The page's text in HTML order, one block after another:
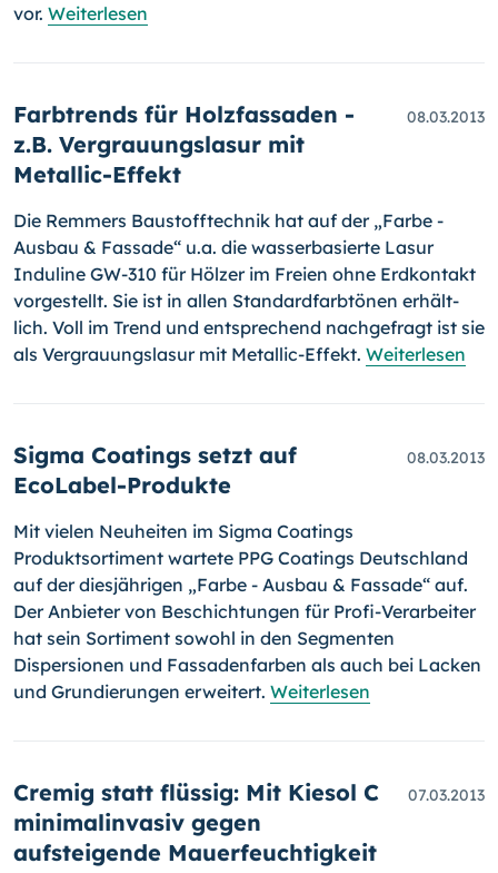
vor. Weiterlesen
Farbtrends für Holzfassaden -
z.B. Vergrauungslasur mit
Metallic-Effekt
08.03.2013
Die Remmers Baustofftechnik hat auf der „Farbe -
Ausbau & Fassade“ u.a. die wasserbasierte Lasur
Induline GW-310 für Hölzer im Freien ohne Erdkontakt
vorgestellt. Sie ist in allen Standardfarbtönen erhält­
lich. Voll im Trend und entsprechend nachgefragt ist sie
als Vergrau­ungslasur mit Metallic-Effekt. Weiterlesen
Sigma Coatings setzt auf
EcoLabel-Produkte
08.03.2013
Mit vielen Neuheiten im Sigma Coatings
Produktsortiment wartete PPG Coatings Deutschland
auf der diesjährigen „Farbe - Ausbau & Fassade“ auf.
Der An­bieter von Beschichtungen für Profi-Verarbeiter
hat sein Sorti­ment sowohl in den Segmenten
Dispersionen und Fassaden­farben als auch bei Lacken
und Grundierungen erweitert. Weiterlesen
Cremig statt flüssig: Mit Kiesol C
minimalinvasiv gegen
aufsteigende Mauerfeuchtigkeit
07.03.2013